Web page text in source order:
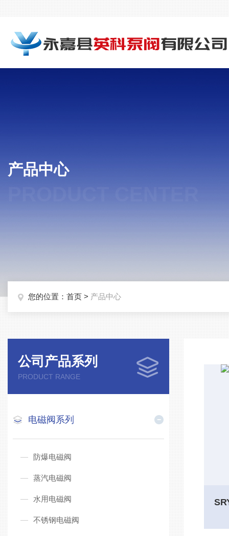
产品中心
您的位置： 首页 > 产品中心
公司产品系列
PRODUCT RANGE
电磁阀系列
防爆电磁阀
蒸汽电磁阀
水用电磁阀
不锈钢电磁阀